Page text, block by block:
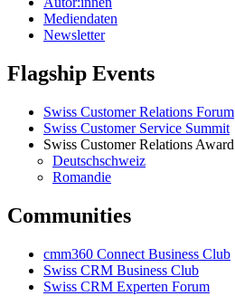
Mediendaten
Newsletter
Flagship Events
Swiss Customer Relations Forum
Swiss Customer Service Summit
Swiss Customer Relations Award
Deutschschweiz
Romandie
Communities
cmm360 Connect Business Club
Swiss CRM Business Club
Swiss CRM Experten Forum